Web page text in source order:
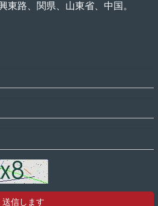
東路、関県、山東省、中国。
送信します